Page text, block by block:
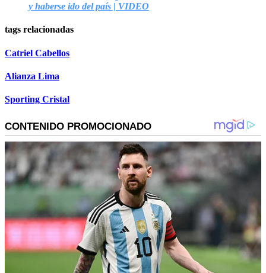
y haberse ido del país | VIDEO
tags relacionadas
Catriel Cabellos
Alianza Lima
Sporting Cristal